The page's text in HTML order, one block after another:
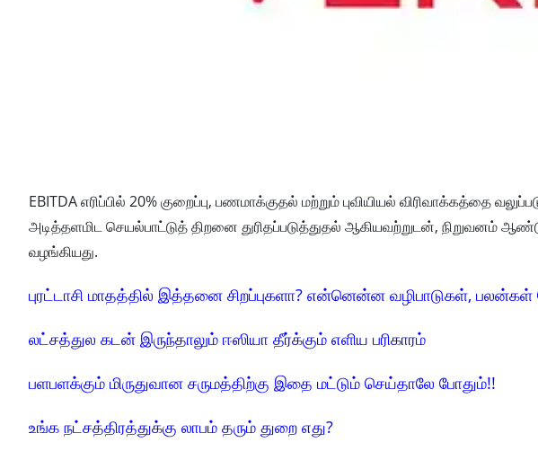
EBITDA எரிப்பில் 20% குறைப்பு, பணமாக்குதல் மற்றும் புவியியல் விரிவாக்கத்தை
அடித்தளமிட செயல்பாட்டுத் திறனை துரிதப்படுத்துதல் ஆகியவற்றுடன், நிறுவனம்
வழங்கியது.
புரட்டாசி மாதத்தில் இத்தனை சிறப்புகளா? என்னென்ன வழிபாடுகள், பலன்கள்
லட்சத்துல கடன் இருந்தாலும் ஈஸியா தீர்க்கும் எளிய பரிகாரம்
பளபளக்கும் மிருதுவான சருமத்திற்கு இதை மட்டும் செய்தாலே போதும்!!
உங்க நட்சத்திரத்துக்கு லாபம் தரும் துறை எது?